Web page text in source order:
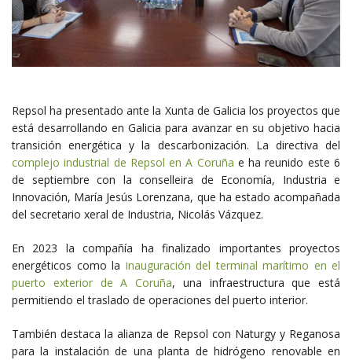
Repsol ha presentado ante la Xunta de Galicia los proyectos que
está desarrollando en Galicia para avanzar en su objetivo hacia
transición energética y la descarbonización. La directiva del
complejo industrial de Repsol en A Coruña e ha reunido este 6
de septiembre con la conselleira de Economía, Industria e
Innovación, María Jesús Lorenzana, que ha estado acompañada
del secretario xeral de Industria, Nicolás Vázquez.
En 2023 la compañía ha finalizado importantes proyectos
energéticos como la inauguración del terminal marítimo en el
puerto exterior de A Coruña, una infraestructura que está
permitiendo el traslado de operaciones del puerto interior.
También destaca la alianza de Repsol con Naturgy y Reganosa
para la instalación de una planta de hidrógeno renovable en